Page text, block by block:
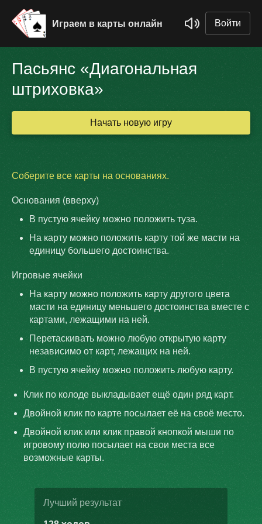
Играем в карты онлайн Войти
Пасьянс «Диагональная
штриховка»
Начать новую игру
Соберите все карты на основаниях.
Основания (вверху)
В пустую ячейку можно положить туза.
На карту можно положить карту той же масти на
единицу большего достоинства.
Игровые ячейки
На карту можно положить карту другого цвета
масти на единицу меньшего достоинства вместе с
картами, лежащими на ней.
Перетаскивать можно любую открытую карту
независимо от карт, лежащих на ней.
В пустую ячейку можно положить любую карту.
Клик по колоде выкладывает ещё один ряд карт.
Двойной клик по карте посылает её на своё место.
Двойной клик или клик правой кнопкой мыши по
игровому полю посылает на свои места все
возможные карты.
Лучший результат